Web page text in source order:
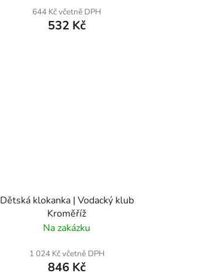
644 Kč včetně DPH
532 Kč
Dětská klokanka | Vodacký klub
Kroměříž
Na zakázku
1 024 Kč včetně DPH
846 Kč